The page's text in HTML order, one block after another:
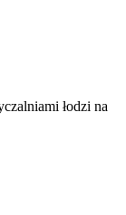
łodzi na